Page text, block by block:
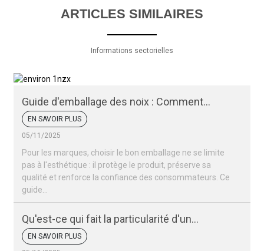
ARTICLES SIMILAIRES
Informations sectorielles
Guide d'emballage des noix : Comment
conserver la fraîcheur et l'attrait de vos noix
EN SAVOIR PLUS
05/11/2025
Pour les marques, choisir le bon emballage ne se limite
pas à l'esthétique : il protège le produit, préserve sa
qualité et renforce la confiance des consommateurs. Ce
guide…
Qu'est-ce qui fait la particularité d'un
emballage de noix ?
EN SAVOIR PLUS